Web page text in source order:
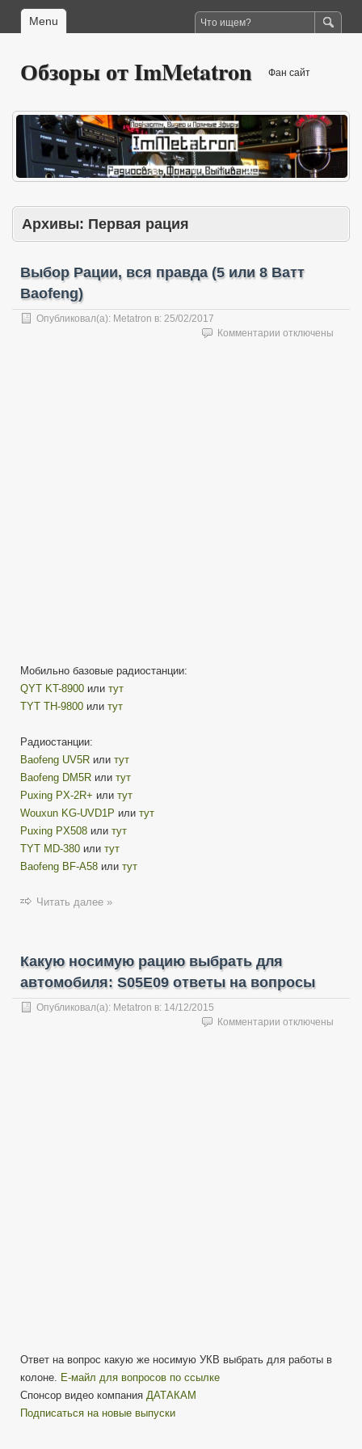
Menu
Обзоры от ImMetatron Фан сайт
Архивы: Первая рация
Выбор Рации, вся правда (5 или 8 Ватт
Baofeng)
Опубликовал(а): Metatron в: 25/02/2017
Комментарии котключены
Мобильно базовые радиостанции:
QYT KT-8900 или тут
TYT TH-9800 или тут
Радиостанции:
Baofeng UV5R или тут
Baofeng DM5R или тут
Puxing PX-2R+ или тут
Wouxun KG-UVD1P или тут
Puxing PX508 или тут
TYT MD-380 или тут
Baofeng BF-A58 или тут
Читать далее »
Какую носимую рацию выбрать для
автомобиля: S05E09 ответы на вопросы
Опубликовал(а): Metatron в: 14/12/2015
Комментарии котключены
Ответ на вопрос какую же носимую УКВ выбрать для работы в
колоне. Е-майл для вопросов по ссылке
Спонсор видео компания ДАТАКАМ
Подписаться на новые выпуски